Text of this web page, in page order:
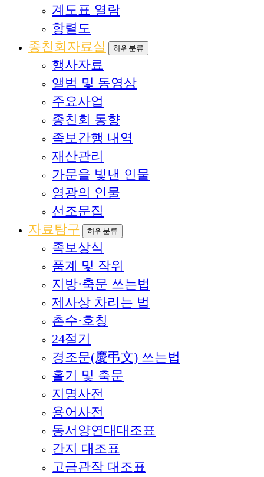
계도표 열람
항렬도
종친회자료실
하위분류
행사자료
앨범 및 동영상
주요사업
종친회 동향
족보간행 내역
재산관리
가문을 빛낸 인물
영광의 인물
선조문집
자료탐구
하위분류
족보상식
품계 및 작위
지방·축문 쓰는법
제사상 차리는 법
촌수·호칭
24절기
경조문(慶弔文) 쓰는법
홀기 및 축문
지명사전
용어사전
동서양연대대조표
간지 대조표
고금관작 대조표